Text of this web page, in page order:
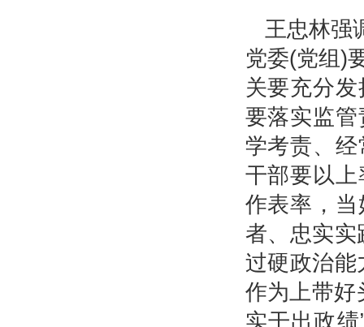
王忠林强
党委(党组)
关要充分
要落实监
学考责、
干部要以
作表率，
者、忠实
过硬政治
作为上带好
实干出政